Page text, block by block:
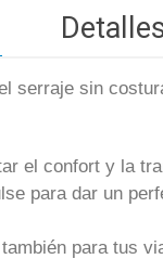
serraje sin
el confort y la
para dar un
para tus